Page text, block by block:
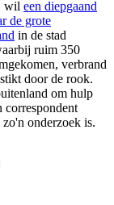
wil een diepgaand
de grote
in de stad
ruim 350
verbrand
door de rook.
om hulp
correspondent
onderzoek is.